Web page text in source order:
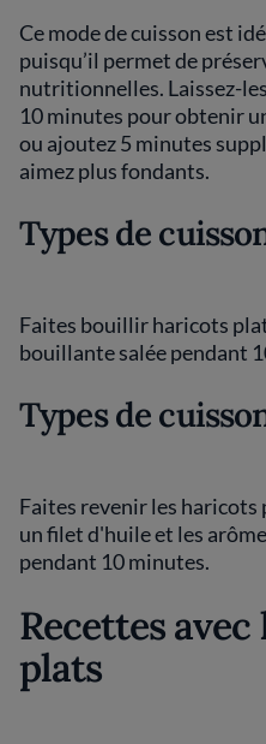
Ce mode de cuisson est
puisqu’il permet de
nutritionnelles. Laissez-
10 minutes pour obtenir
ou ajoutez 5 minutes
aimez plus fondants.
Types de
Faites bouillir haricots
bouillante salée pendant
Types de
Faites revenir les haricots
un filet d'huile et les
pendant 10 minutes.
Recettes
plats